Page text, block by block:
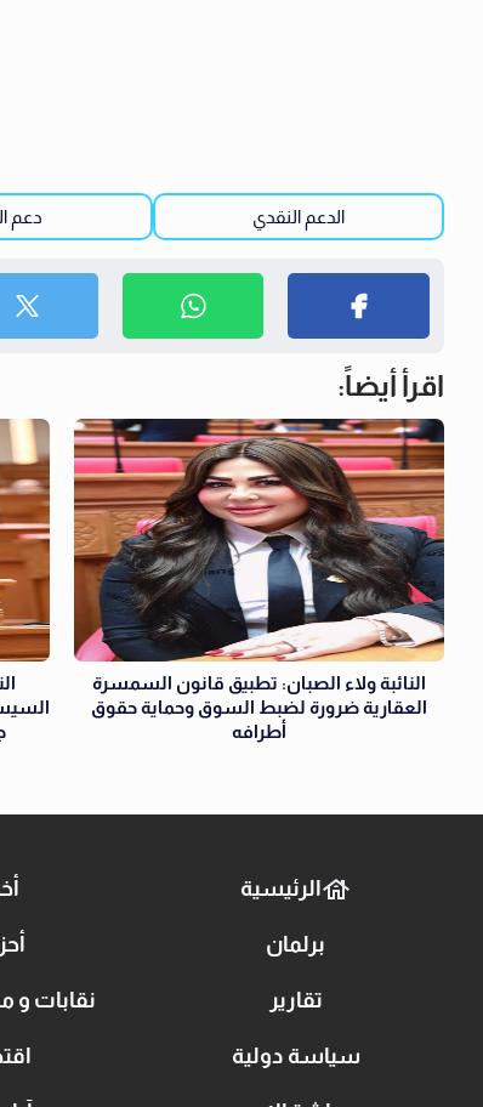
الدعم النقدي دعم
اقرأ أيضاً:
النائبة ولاء الصبان: تطبيق قانون السمسرة
العقارية ضرورة لضبط السوق وحماية حقوق
أطرافه
الرئيسية
برلمان
تقارير نقابات و
سياسة دولية